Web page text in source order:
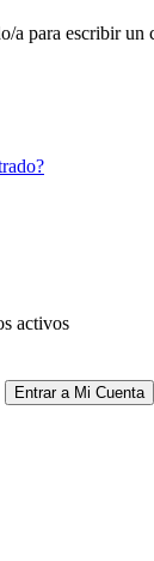
a para escribir un
activos
Entrar a Mi Cuenta